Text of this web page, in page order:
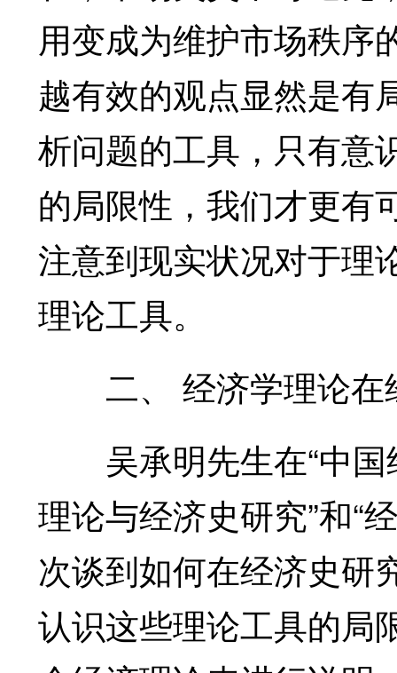
用变成为维护市场秩序
越有效的观点显然是有
析问题的工具，只有意
的局限性，我们才更有
注意到现实状况对于理
理论工具。
二、 经济学理论在
吴承明先生在“中国
理论与经济史研究”和“
次谈到如何在经济史研
认识这些理论工具的局